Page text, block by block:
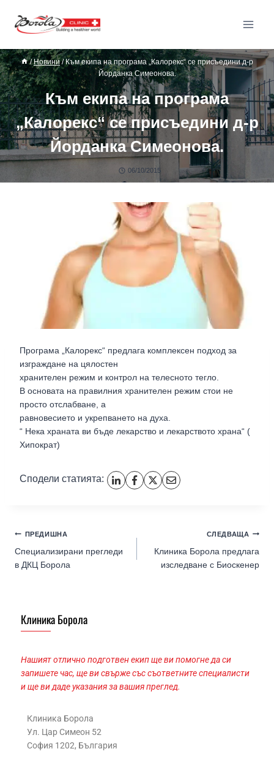
/ Новини / Към екипа на програма „Калорекс“ се присъедини д-р
Йорданка Симеонова.
Към екипа на програма
„Калорекс“ се присъедини д-р
Йорданка Симеонова.
06/10/2015
Програма „Калорекс“ предлага комплексен подход за
изграждане на цялостен
хранителен режим и контрол на телесното тегло.
В основата на правилния хранителен режим стои не
просто отслабване, а
равновесието и укрепването на духа.
“ Нека храната ви бъде лекарство и лекарството храна“ (
Хипократ)
Сподели статията:
ПРЕДИШНА
Специализирани прегледи
в ДКЦ Борола
СЛЕДВАЩА
Клиника Борола предлага
изследване с Биоскенер
Клиника Борола
Нашият отлично подготвен екип ще ви помогне да си
запишете час, ще ви свърже със съответните специалисти
и ще ви даде указания за вашия преглед.
Клиника Борола
Ул. Цар Симеон 52
София 1202, България